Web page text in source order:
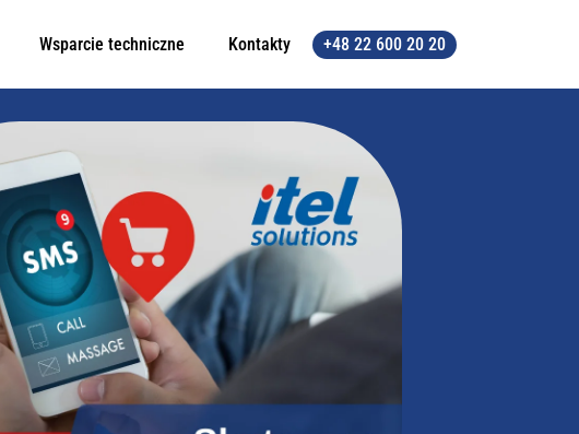
Wsparcie techniczne Kontakty +48 22 600 20 20